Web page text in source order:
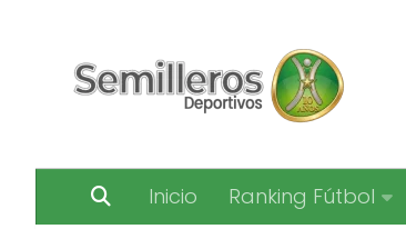
Inicio Ranking Fútbol